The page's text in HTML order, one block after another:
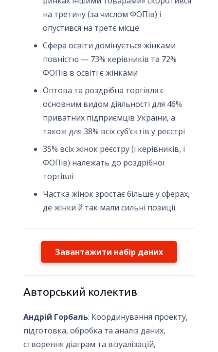
на третину (за числом ФОПів) і
опустився на третє місце
Сфера освіти домінується жінками
повністю — 73% керівників та 72%
ФОПів в освіті є жінками
Оптова та роздрібна торгівля є
основним видом діяльності для 46%
приватних підприємців України, а
також для 38% всіх суб’єктів у реєстрі
35% всіх жінок реєстру (і керівників, і
ФОПів) належать до роздрібної
торгівлі
Частка жінок зростає більше у сферах,
де жінки й так мали сильні позиції.
Завантажити набір даних
Авторський колектив
Андрій Горбаль: Координування проекту,
підготовка, обробка та аналіз даних,
створення діаграм та візуалізацій,